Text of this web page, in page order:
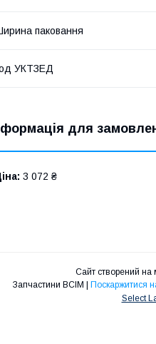
паковання
УКТЗЕД
для
3 072 ₴
Сайт створений на
Поскаржитися
Select